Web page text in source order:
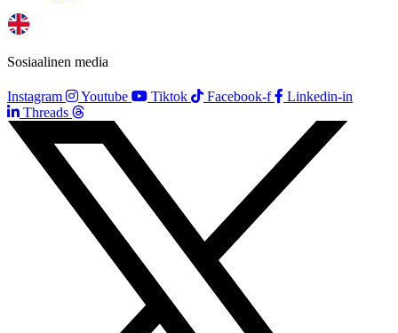
Sosiaalinen media
Instagram Youtube Tiktok Facebook-f
Linkedin-in
Threads